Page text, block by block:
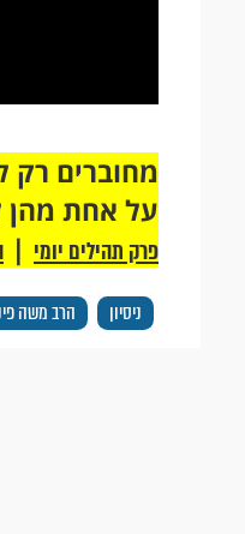
ניסיון הרב משה
על אחת מהן
פרק תהילים יומי |